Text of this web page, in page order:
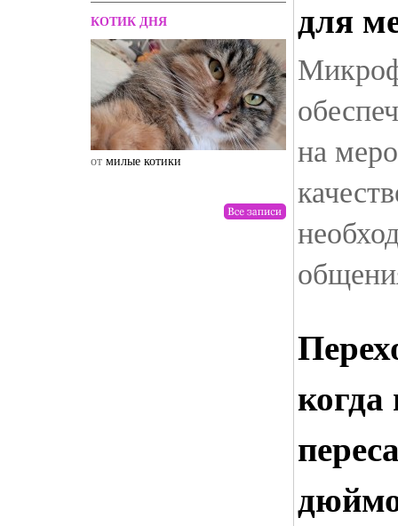
КОТИК ДНЯ
от милые котики от drunktwi
для
на